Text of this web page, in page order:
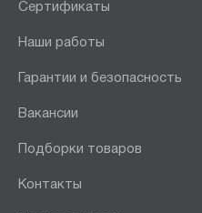
Сертификаты
Наши работы
Гарантии и безопасность
Вакансии
Подборки товаров
Контакты